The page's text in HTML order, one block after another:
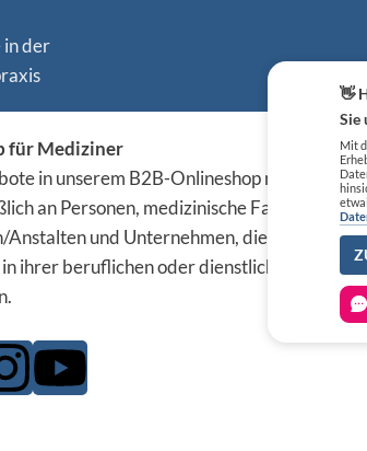
in der
für Mediziner
in unserem B2B-Onlineshop richten sich
an Personen, medizinische Fachkreise,
und Unternehmen, die die
ihrer beruflichen oder dienstlichen Tätigkeit
👋
Sie
Mit